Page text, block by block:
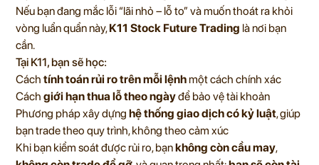
Nếu bạn đang mắc lỗi “lãi nhỏ – lỗ to” và muốn thoát ra khỏi
vòng luẩn quẩn này,K11 Stock Future Trading là nơi bạn
cần.
Tại K11, bạn sẽ học:
Cách tính toán rủi ro trên mỗi lệnhmột cách chính xác
Cách giới hạn thua lỗ theo ngàyđể bảo vệ tài khoản
Phương pháp xây dựng hệ thống giao dịch có kỷ luật, giúp
bạn trade theo quy trình, không theo cảm xúc
Khi bạn kiểm soát được rủi ro, bạnkhông còn cầu may,